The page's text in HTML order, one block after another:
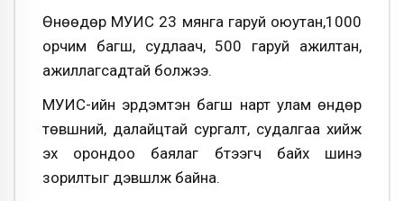
Өнөөдөр МУИС 23 мянга гаруй оюутан,1000
орчим багш, судлаач, 500 гаруй ажилтан,
ажиллагсадтай болжээ.
МУИС-ийн эрдэмтэн багш нарт улам өндөр
төвшний, далайцтай сургалт, судалгаа хийж
эх орондоо баялаг бүтээгч байх шинэ
зорилтыг дэвшүүлж байна.